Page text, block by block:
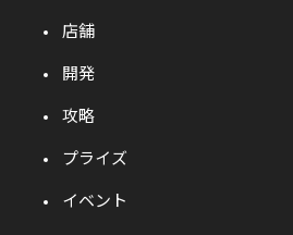
店舗
開発
攻略
プライズ
イベント